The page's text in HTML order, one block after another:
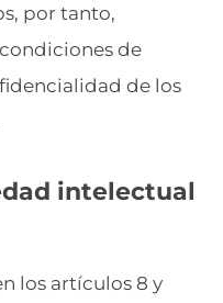
por tanto,
de
de los
intelectual
los artículos 8 y